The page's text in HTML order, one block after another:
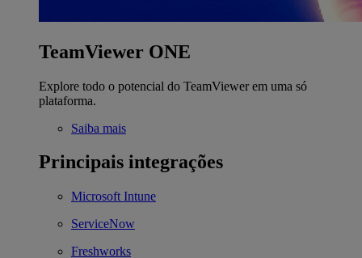
TeamViewer ONE
Explore todo o potencial do TeamViewer em uma só
plataforma.
Saiba mais
Principais integrações
Microsoft Intune
ServiceNow
Freshworks